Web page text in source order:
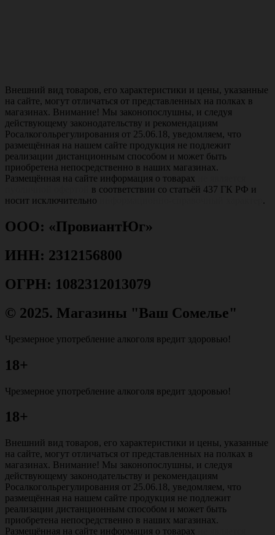
Внешний вид товаров, его характеристики и цены, указанные
на сайте, могут отличаться от представленных на полках в
магазинах. Внимание! Мы законопослушны, и следуя
действующему законодательству и рекомендациям
Росалкогольрегулирования от 25.06.18, уведомляем, что
размещённая на нашем сайте продукция не подлежит
реализации дистанционным способом и может быть
приобретена непосредственно в наших магазинах.
Размещённая на сайте информация о товарах
в соответствии со статьёй 437 ГК РФ и
носит исключительно
.
ООО: «ПровиантЮг»
ИНН: 2312156800
ОГРН: 1082312013079
© 2025. Магазины "Ваш Сомелье"
Чрезмерное употребление алкоголя вредит здоровью!
18+
Чрезмерное употребление алкоголя вредит здоровью!
18+
Внешний вид товаров, его характеристики и цены, указанные
на сайте, могут отличаться от представленных на полках в
магазинах. Внимание! Мы законопослушны, и следуя
действующему законодательству и рекомендациям
Росалкогольрегулирования от 25.06.18, уведомляем, что
размещённая на нашем сайте продукция не подлежит
реализации дистанционным способом и может быть
приобретена непосредственно в наших магазинах.
Размещённая на сайте информация о товарах